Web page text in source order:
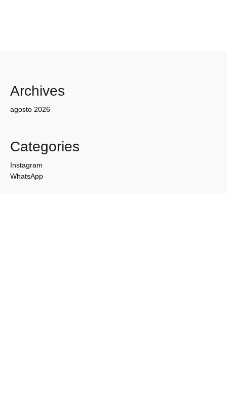
Archives
agosto 2026
Categories
Instagram
WhatsApp